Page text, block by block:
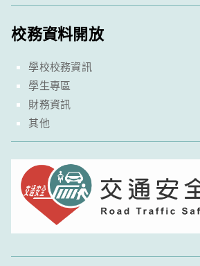
校務資料開放
學校校務資訊
學生專區
財務資訊
其他